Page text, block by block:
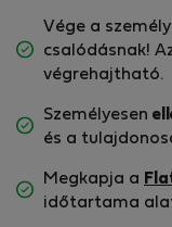
Vége a
csalódásnak!
végrehajtható.
Személyesen
és a
Megkapja a
időtartama